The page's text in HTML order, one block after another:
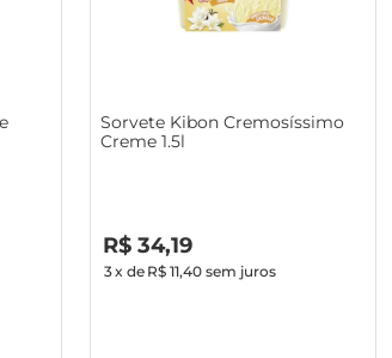
de 1,5 litro, o Sorvete Nestlé Trio Moça é
mais tempo. Além disso, o produto já vem
Sorvete Kibon Cremosíssimo
Creme 1.5l
R$ 34,19
3x de R$ 11,40sem juros